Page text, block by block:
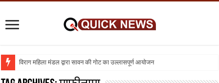
विराग महिला मंडल द्वारा सावन की गोट का उल्लासपूर्ण आयोजन
शिक्षा का व्यवसायीकरण क्यों : तो क्या निजी विद्यालय बंद कर दिए जाए